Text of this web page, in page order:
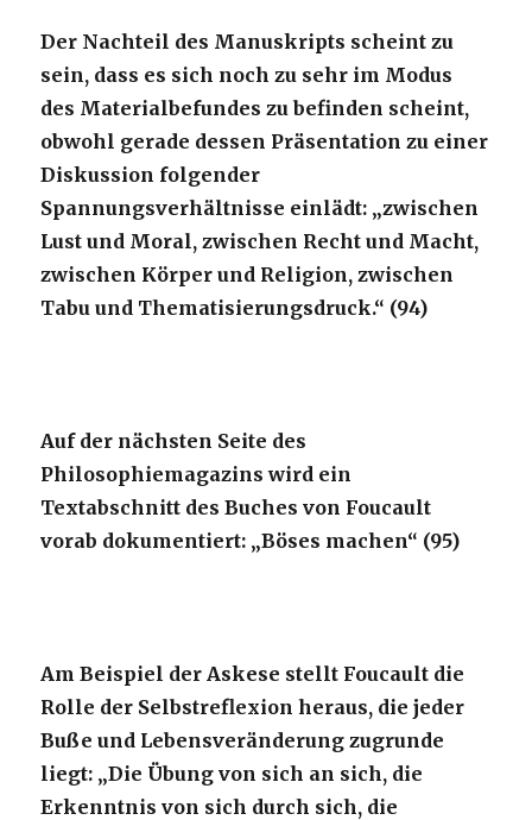
Der Nachteil des Manuskripts scheint zu
sein, dass es sich noch zu sehr im Modus
des Materialbefundes zu befinden scheint,
obwohl gerade dessen Präsentation zu einer
Diskussion folgender
Spannungsverhältnisse einlädt: „zwischen
Lust und Moral, zwischen Recht und Macht,
zwischen Körper und Religion, zwischen
Tabu und Thematisierungsdruck.“ (94)
Auf der nächsten Seite des
Philosophiemagazins wird ein
Textabschnitt des Buches von Foucault
vorab dokumentiert: „Böses machen“ (95)
Am Beispiel der Askese stellt Foucault die
Rolle der Selbstreflexion heraus, die jeder
Buße und Lebensveränderung zugrunde
liegt: „Die Übung von sich an sich, die
Erkenntnis von sich durch sich, die